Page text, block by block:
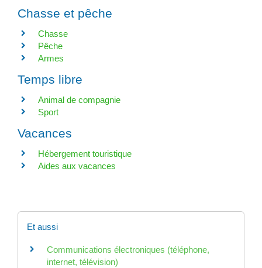
Chasse et pêche
Chasse
Pêche
Armes
Temps libre
Animal de compagnie
Sport
Vacances
Hébergement touristique
Aides aux vacances
Et aussi
Communications électroniques (téléphone,
internet, télévision)